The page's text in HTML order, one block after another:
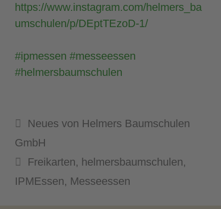
https://www.instagram.com/helmers_ba
umschulen/p/DEptTEzoD-1/
#ipmessen #messeessen
#helmersbaumschulen
Kategorien
Neues von Helmers Baumschulen
GmbH
Schlagwörter
Freikarten, helmersbaumschulen,
IPMEssen, Messeessen